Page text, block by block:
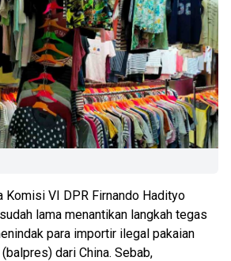
Komisi VI DPR Firnando Hadityo
lama menantikan langkah tegas
para importir ilegal pakaian
dari China. Sebab,